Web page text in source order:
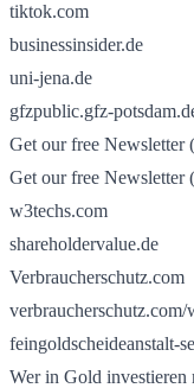
tiktok.com
businessinsider.de
uni-jena.de
gfzpublic.gfz-
Get our free Newsletter
Get our free Newsletter
w3techs.com
shareholdervalue.de
Verbraucherschutz.com
feingoldscheideanstalt-
Wer in Gold investieren